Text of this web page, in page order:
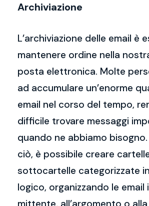
Archiviazione
L’archiviazione delle email è
mantenere ordine nella
posta elettronica. Molte
ad accumulare un’enorme
email nel corso del tempo,
difficile trovare messaggi
quando ne abbiamo
ciò, è possibile creare
sottocartelle categorizzate
logico, organizzando le email